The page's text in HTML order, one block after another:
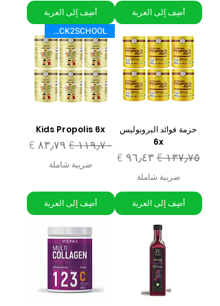
أضِف إلى العربة أضِف إلى العربة
حزمة فوائد البروبوليس
6x
سعر عادي‏١٣٧٫٧٥ € سعر البيع
ضريبة شاملة
أضِف إلى العربة
BACK2SCHOOL
Kids Propolis 6x
سعر عادي‏١١٩٫٧٠ € سعر البيع
ضريبة شاملة
أضِف إلى العربة